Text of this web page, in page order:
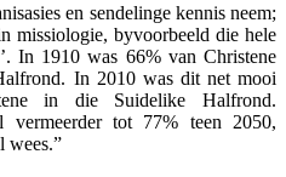
en sendelinge kennis neem;
missiologie, byvoorbeeld die hele
In 1910 was 66% van Christene
In 2010 was dit net mooi
in die Suidelike Halfrond.
vermeerder tot 77% teen 2050,
wees.”